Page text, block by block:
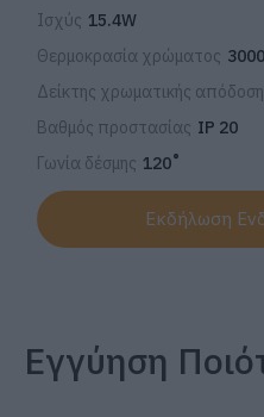
Ισχύς 15.4W
Θερμοκρασία χρώματος
Δείκτης χρωματικής
Βαθμός προστασίας IP 20
Γωνία δέσμης 120˚
Εκδήλωση
Εγγύηση